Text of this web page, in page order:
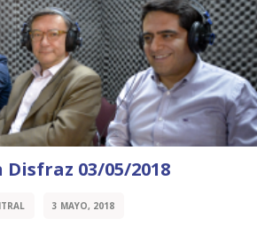
03/05/2018
3 MAYO, 2018